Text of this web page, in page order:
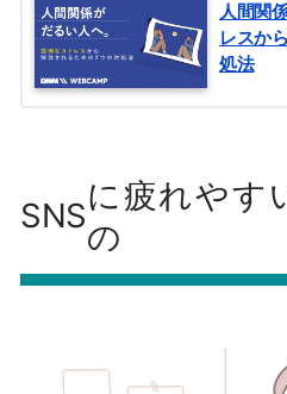
人間関
レスか
処法
SNS
に疲れやす
の